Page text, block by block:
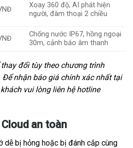
Xoay 360 độ, AI phát hiện
người, đàm thoại 2 chiều
Chống nước IP67, hồng ngoại
30m, cảnh báo âm thanh
đổi tùy theo chương trình
Để nhận báo giá chính xác nhất tại
vui lòng liên hệ hotline
an toàn
dễ bị hỏng hoặc bị đánh cắp cùng